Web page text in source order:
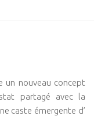
un nouveau concept
partagé avec la
caste émergente d’